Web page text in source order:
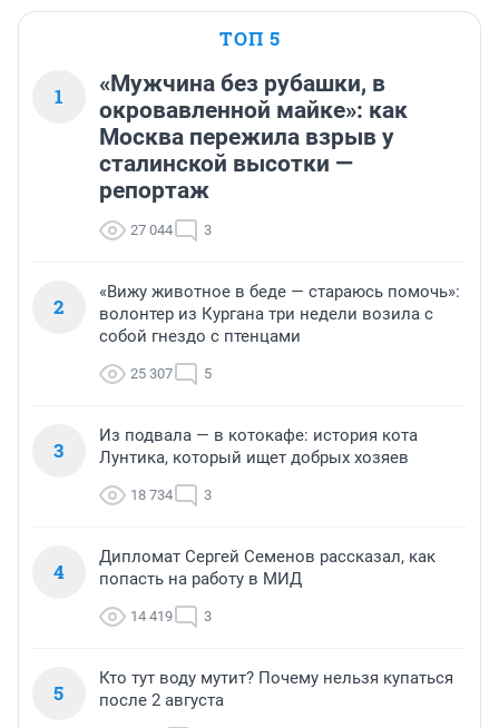
ТОП 5
1
«Мужчина без рубашки, в
окровавленной майке»: как
Москва пережила взрыв у
сталинской высотки —
репортаж
27 044 3
2
«Вижу животное в беде — стараюсь помочь»:
волонтер из Кургана три недели возила с
собой гнездо с птенцами
25 307 5
3
Из подвала — в котокафе: история кота
Лунтика, который ищет добрых хозяев
18 734 3
4
Дипломат Сергей Семенов рассказал, как
попасть на работу в МИД
14 419 3
5
Кто тут воду мутит? Почему нельзя купаться
после 2 августа